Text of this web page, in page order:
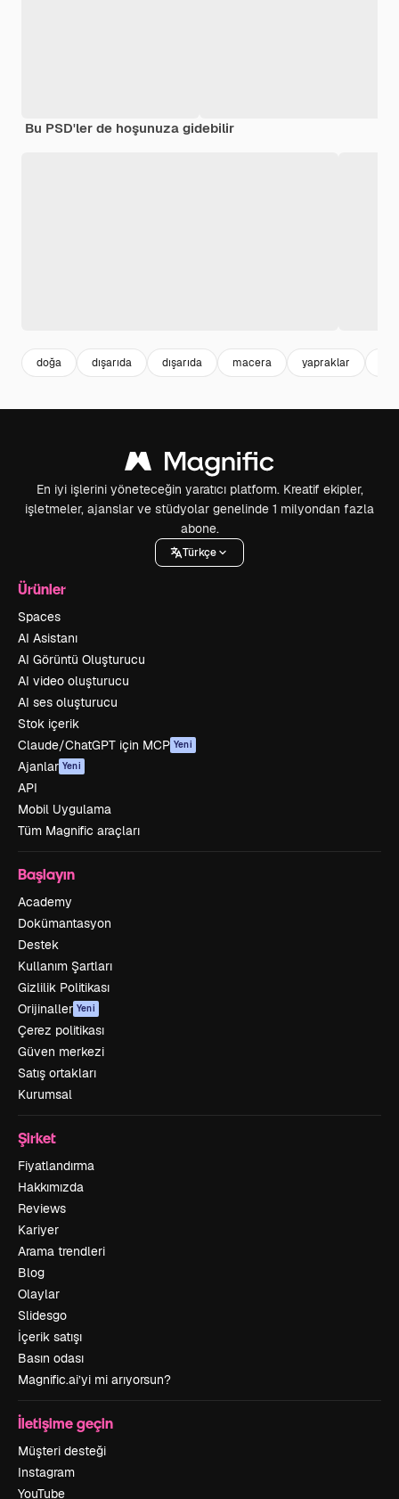
Bu PSD'ler de hoşunuza gidebilir
doğa dışarıda dışarıda macera yapraklar
En iyi işlerini yöneteceğin yaratıcı platform. Kreatif ekipler,
işletmeler, ajanslar ve stüdyolar genelinde 1 milyondan fazla
abone.
Türkçe
Ürünler
Spaces
AI Asistanı
AI Görüntü Oluşturucu
AI video oluşturucu
AI ses oluşturucu
Stok içerik
Claude/ChatGPT için MCP Yeni
Ajanlar Yeni
API
Mobil Uygulama
Tüm Magnific araçları
Başlayın
Academy
Dokümantasyon
Destek
Kullanım Şartları
Gizlilik Politikası
Orijinaller Yeni
Çerez politikası
Güven merkezi
Satış ortakları
Kurumsal
Şirket
Fiyatlandırma
Hakkımızda
Reviews
Kariyer
Arama trendleri
Blog
Olaylar
Slidesgo
İçerik satışı
Basın odası
Magnific.ai’yi mi arıyorsun?
İletişime geçin
Müşteri desteği
Instagram
YouTube